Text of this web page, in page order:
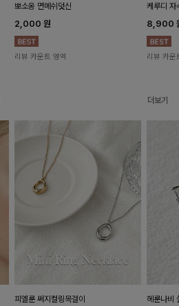
뽀소옹 면메쉬덧신
2,000 원
리뷰 카운트 영역
케루디 자
8,900
리뷰 카운
더보기
피엘룬 써지컬링목걸이 헤룬나비